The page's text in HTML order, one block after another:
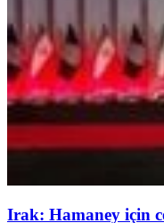
Irak: Hamaney için